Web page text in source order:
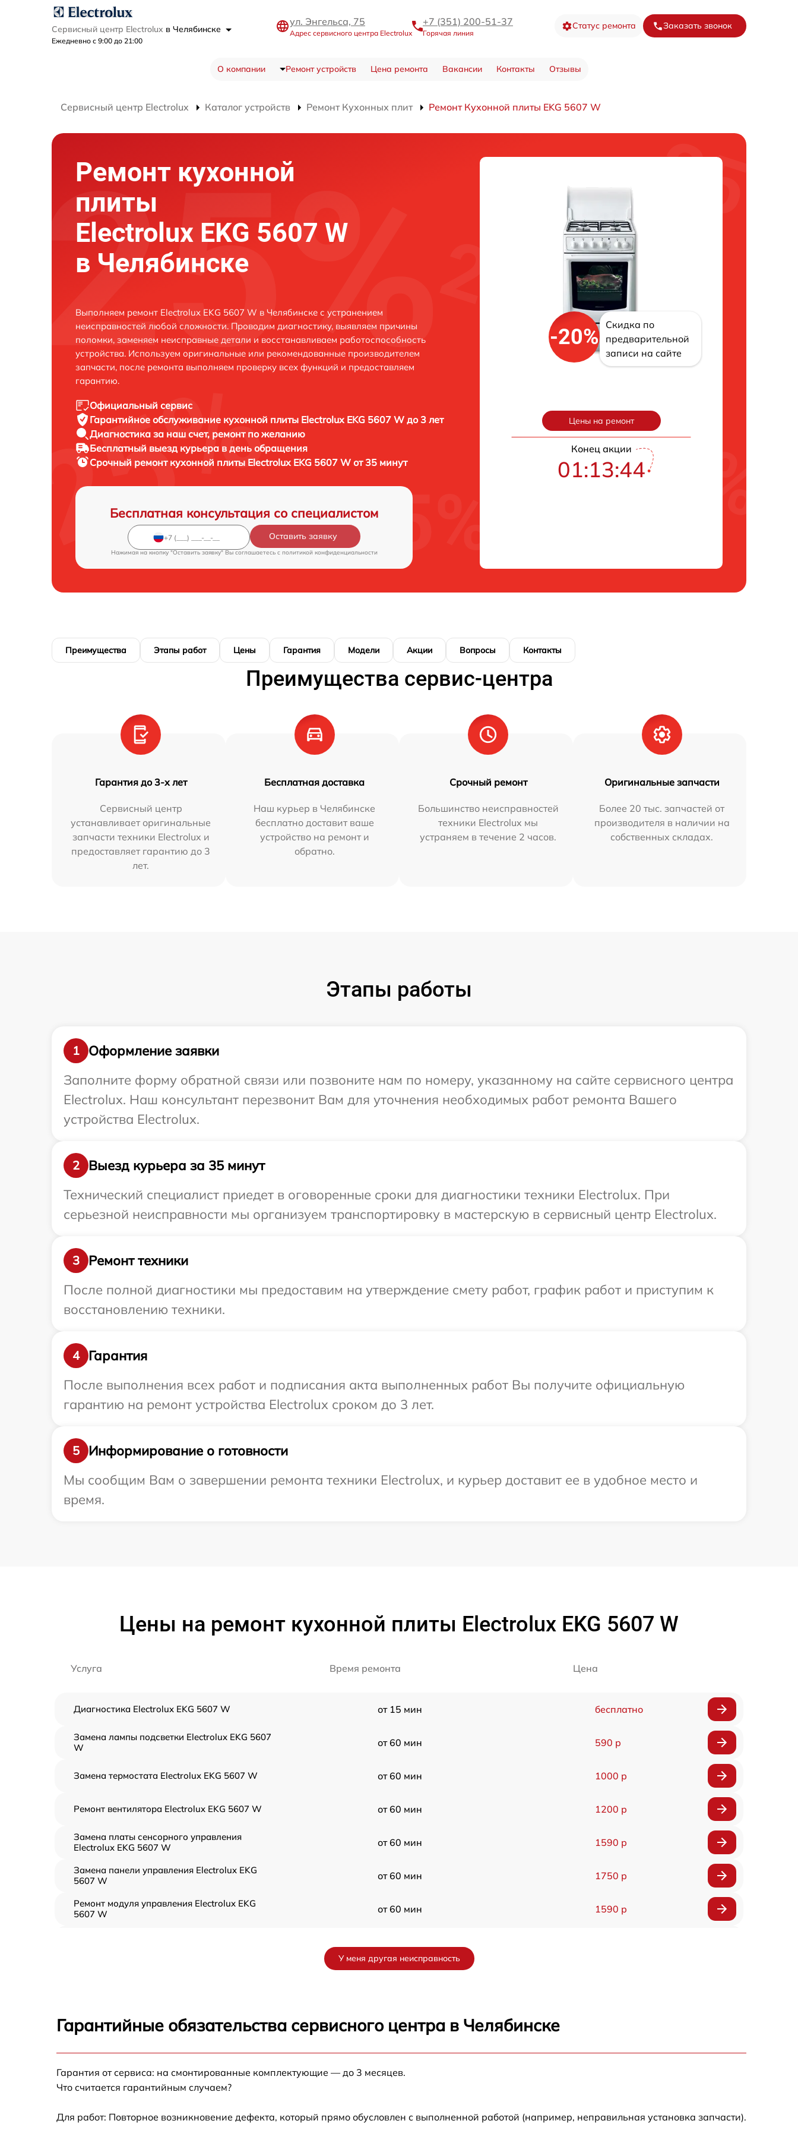
Сервисный центр Electrolux в Челябинске
Ежедневно с 9:00 до 21:00
ул. Энгельса, 75
Адрес сервисного центра Electrolux
+7 (351) 200-51-37
Горячая линия
Статус ремонта Заказать звонок
О компании Ремонт устройств Цена ремонта Вакансии Контакты Отзывы
Сервисный центр Electrolux Каталог устройств Ремонт Кухонных плит Ремонт Кухонной плиты EKG 5607 W
Ремонт кухонной
плиты
Electrolux EKG 5607 W
в Челябинске
Выполняем ремонт Electrolux EKG 5607 W в Челябинске с устранением
неисправностей любой сложности. Проводим диагностику, выявляем причины
поломки, заменяем неисправные детали и восстанавливаем работоспособность
устройства. Используем оригинальные или рекомендованные производителем
запчасти, после ремонта выполняем проверку всех функций и предоставляем
гарантию.
Официальный сервис
Гарантийное обслуживание кухонной плиты Electrolux EKG 5607 W до 3 лет
Диагностика за наш счет, ремонт по желанию
Бесплатный выезд курьера в день обращения
Срочный ремонт кухонной плиты Electrolux EKG 5607 W от 35 минут
Бесплатная консультация со специалистом
Оставить заявку
Нажимая на кнопку "Оставить заявку" Вы соглашаетесь c политикой конфиденциальности
-20%
Скидка по
предварительной
записи на сайте
Цены на ремонт
Конец акции
01:13:43
Преимущества Этапы работ Цены Гарантия Модели Акции Вопросы Контакты
Преимущества сервис-центра
Гарантия до 3-х лет
Сервисный центр
устанавливает оригинальные
запчасти техники Electrolux и
предоставляет гарантию до 3
лет.
Бесплатная доставка
Наш курьер в Челябинске
бесплатно доставит ваше
устройство на ремонт и
обратно.
Срочный ремонт
Большинство неисправностей
техники Electrolux мы
устраняем в течение 2 часов.
Оригинальные запчасти
Более 20 тыс. запчастей от
производителя в наличии на
собственных складах.
Этапы работы
1
Оформление заявки
Заполните форму обратной связи или позвоните нам по номеру, указанному на сайте сервисного центра
Electrolux. Наш консультант перезвонит Вам для уточнения необходимых работ ремонта Вашего
устройства Electrolux.
2
Выезд курьера за 35 минут
Технический специалист приедет в оговоренные сроки для диагностики техники Electrolux. При
серьезной неисправности мы организуем транспортировку в мастерскую в сервисный центр Electrolux.
3
Ремонт техники
После полной диагностики мы предоставим на утверждение смету работ, график работ и приступим к
восстановлению техники.
4
Гарантия
После выполнения всех работ и подписания акта выполненных работ Вы получите официальную
гарантию на ремонт устройства Electrolux сроком до 3 лет.
5
Информирование о готовности
Мы сообщим Вам о завершении ремонта техники Electrolux, и курьер доставит ее в удобное место и
время.
Цены на ремонт кухонной плиты Electrolux EKG 5607 W
Услуга Время ремонта Цена
Диагностика Electrolux EKG 5607 W от 15 мин бесплатно
Замена лампы подсветки Electrolux EKG 5607
W
от 60 мин 590 р
Замена термостата Electrolux EKG 5607 W от 60 мин 1000 р
Ремонт вентилятора Electrolux EKG 5607 W от 60 мин 1200 р
Замена платы сенсорного управления
Electrolux EKG 5607 W
от 60 мин 1590 р
Замена панели управления Electrolux EKG
5607 W
от 60 мин 1750 р
Ремонт модуля управления Electrolux EKG
5607 W
от 60 мин 1590 р
Ремонт электропроводки Electrolux EKG 5607
Ремонт конфорки с расширением Electrolux
EKG 5607 W
от 60 мин
5607 W
У меня другая неисправность
Гарантийные обязательства сервисного центра в Челябинске
Гарантия от сервиса: на смонтированные комплектующие — до 3 месяцев.
Что считается гарантийным случаем?
Для работ: Повторное возникновение дефекта, который прямо обусловлен с выполненной работой (например, неправильная установка запчасти).